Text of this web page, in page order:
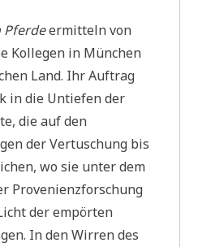
Pferdeermitteln von
Kollegen in München
Land. Ihr Auftrag
in die Untiefen der
die auf den
der Vertuschung bis
wo sie unter dem
Provenienzforschung
der empörten
In den Wirren des